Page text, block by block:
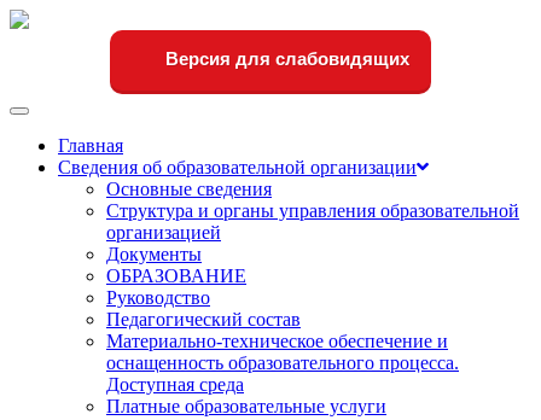
Версия для слабовидящих
Переключить
навигацииГлавная
Сведения об образовательной организации
Основные сведения
Структура и органы управления образовательной
организацией
Документы
ОБРАЗОВАНИЕ
Руководство
Педагогический состав
Материально-техническое обеспечение и
оснащенность образовательного процесса.
Доступная среда
Платные образовательные услуги